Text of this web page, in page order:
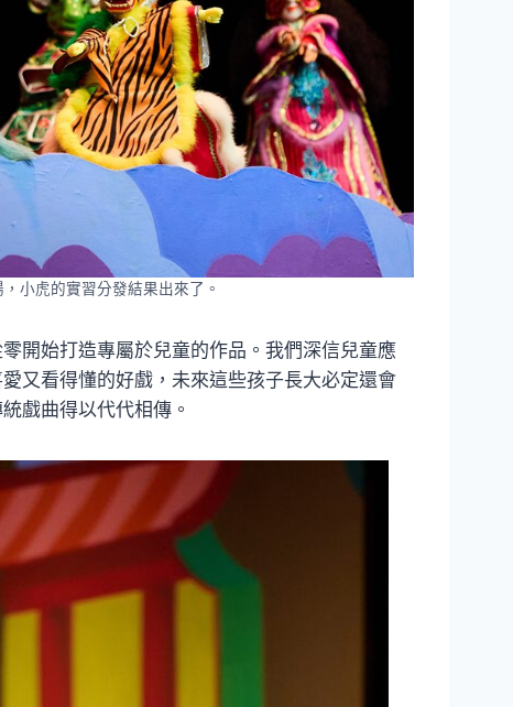
小虎的實習分發結果出來了。
開始打造專屬於兒童的作品。我們深信兒童應
又看得懂的好戲，未來這些孩子長大必定還會
戲曲得以代代相傳。